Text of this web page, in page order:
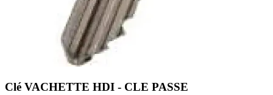
Clé VACHETTE HDI - CLE PASSE